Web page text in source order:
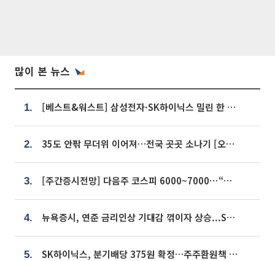
많이 본 뉴스
1. [베스트&워스트] 삼성전자·SK하이닉스 밀린 한 주…상상인증권은 85% 급등
2. 35도 안팎 무더위 이어져…전국 곳곳 소나기 [오늘 날씨]
3. [주간증시전망] 다음주 코스피 6000~7000⋯“外人 수급은 정책이 변수”
4. 뉴욕증시, 연준 금리인상 기대감 꺾이자 상승...S&P500 사상 최고치 [종합]
5. SK하이닉스, 분기배당 375원 확정…주주환원책 9월로 앞당겨 발표